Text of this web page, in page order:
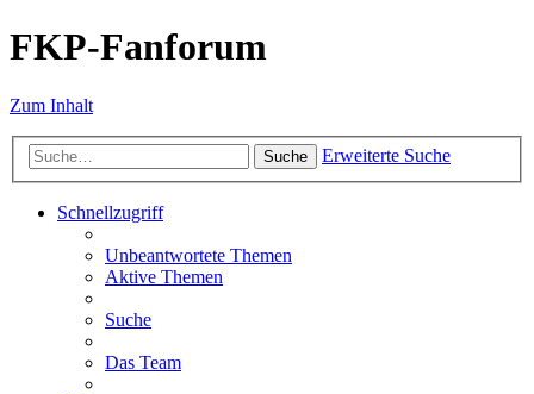
FKP-Fanforum
Zum Inhalt
Suche Erweiterte Suche
Schnellzugriff
Unbeantwortete Themen
Aktive Themen
Suche
Das Team